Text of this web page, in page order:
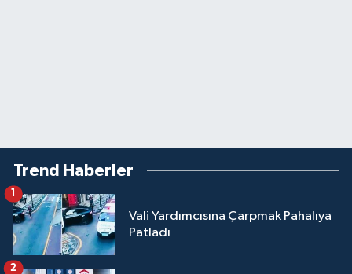
Trend Haberler
Vali Yardımcısına Çarpmak Pahalıya
Patladı
1
2